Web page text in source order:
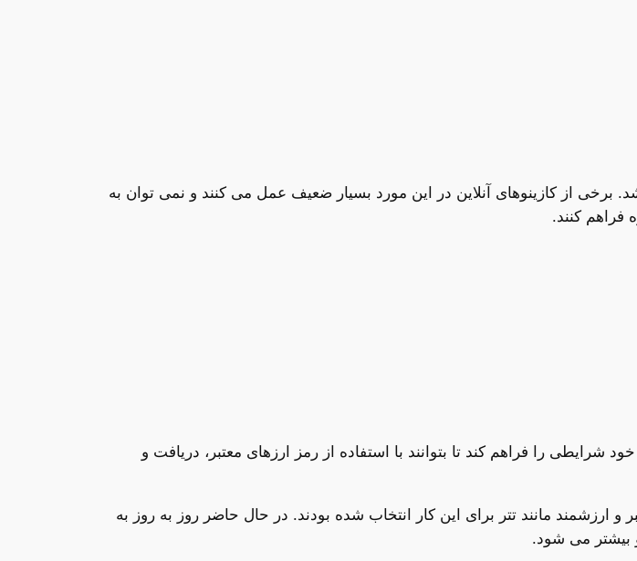
از کازینوهای آنلاین در این مورد بسیار ضعیف عمل می کنند و نمی توان به
فراهم کنند.
شرایطی را فراهم کند تا بتوانند با استفاده از رمز ارزهای معتبر، دریافت و
و ارزشمند مانند تتر برای این کار انتخاب شده بودند. در حال حاضر روز به روز به
و بیشتر می شود.